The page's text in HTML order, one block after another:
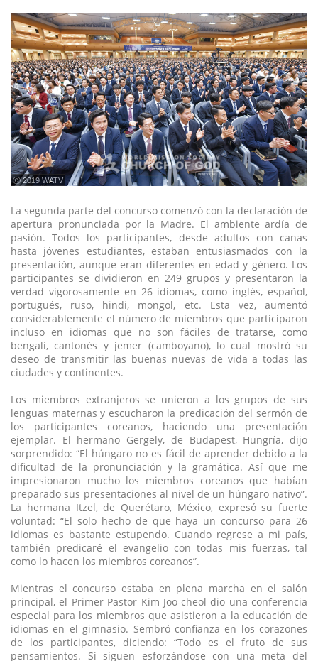
ⓒ 2019 WATV
La segunda parte del concurso comenzó con la declaración de
apertura pronunciada por la Madre. El ambiente ardía de
pasión. Todos los participantes, desde adultos con canas
hasta jóvenes estudiantes, estaban entusiasmados con la
presentación, aunque eran diferentes en edad y género. Los
participantes se dividieron en 249 grupos y presentaron la
verdad vigorosamente en 26 idiomas, como inglés, español,
portugués, ruso, hindi, mongol, etc. Esta vez, aumentó
considerablemente el número de miembros que participaron
incluso en idiomas que no son fáciles de tratarse, como
bengalí, cantonés y jemer (camboyano), lo cual mostró su
deseo de transmitir las buenas nuevas de vida a todas las
ciudades y continentes.
Los miembros extranjeros se unieron a los grupos de sus
lenguas maternas y escucharon la predicación del sermón de
los participantes coreanos, haciendo una presentación
ejemplar. El hermano Gergely, de Budapest, Hungría, dijo
sorprendido: “El húngaro no es fácil de aprender debido a la
dificultad de la pronunciación y la gramática. Así que me
impresionaron mucho los miembros coreanos que habían
preparado sus presentaciones al nivel de un húngaro nativo”.
La hermana Itzel, de Querétaro, México, expresó su fuerte
voluntad: “El solo hecho de que haya un concurso para 26
idiomas es bastante estupendo. Cuando regrese a mi país,
también predicaré el evangelio con todas mis fuerzas, tal
como lo hacen los miembros coreanos”.
Mientras el concurso estaba en plena marcha en el salón
principal, el Primer Pastor Kim Joo-cheol dio una conferencia
especial para los miembros que asistieron a la educación de
idiomas en el gimnasio. Sembró confianza en los corazones
de los participantes, diciendo: “Todo es el fruto de sus
pensamientos. Si siguen esforzándose con una meta del